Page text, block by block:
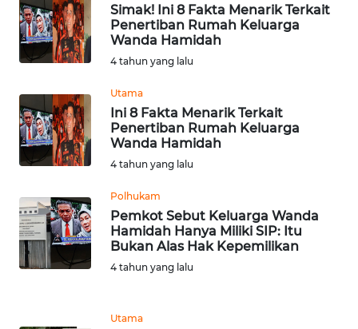
Simak! Ini 8 Fakta Menarik Terkait
Penertiban Rumah Keluarga
Wanda Hamidah
4 tahun yang lalu
Utama
Ini 8 Fakta Menarik Terkait
Penertiban Rumah Keluarga
Wanda Hamidah
4 tahun yang lalu
Polhukam
Pemkot Sebut Keluarga Wanda
Hamidah Hanya Miliki SIP: Itu
Bukan Alas Hak Kepemilikan
4 tahun yang lalu
Utama
BOGOR
WN
DEPOK
WN
TAPANULI
UTARA
SAMOSIR
WN
PADANG